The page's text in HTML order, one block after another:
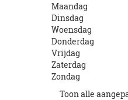
Maandag
Dinsdag
Woensdag
Donderdag
Vrijdag
Zaterdag
Zondag
Toon alle